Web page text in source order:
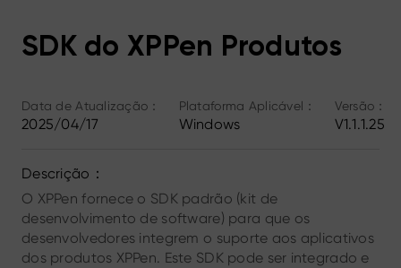
SDK do XPPen Produtos
Data de Atualização：
2025/04/17
Plataforma Aplicável：
Windows
Versão：
V1.1.1.25
Descrição：
O XPPen fornece o SDK padrão (kit de
desenvolvimento de software) para que os
desenvolvedores integrem o suporte aos aplicativos
dos produtos XPPen. Este SDK pode ser integrado e